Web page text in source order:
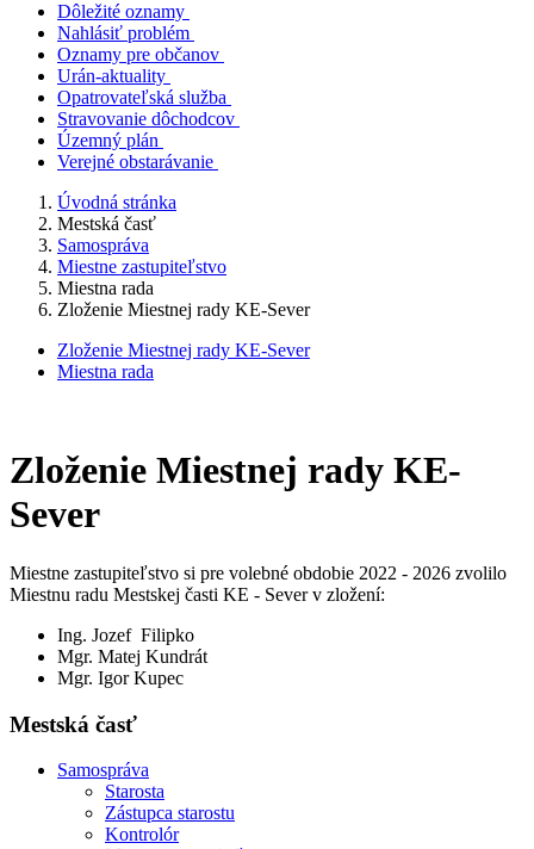
Dôležité oznamy
Nahlásiť problém
Oznamy pre občanov
Urán-aktuality
Opatrovateľská služba
Stravovanie dôchodcov
Územný plán
Verejné obstarávanie
Úvodná stránka
Mestská časť
Samospráva
Miestne zastupiteľstvo
Miestna rada
Zloženie Miestnej rady KE-Sever
Zloženie Miestnej rady KE-Sever
Miestna rada
Zloženie Miestnej rady KE-
Sever
Miestne zastupiteľstvo si pre volebné obdobie 2022 - 2026 zvolilo
Miestnu radu Mestskej časti KE - Sever v zložení:
Ing. Jozef Filipko
Mgr. Matej Kundrát
Mgr. Igor Kupec
Mestská časť
Samospráva
Starosta
Zástupca starostu
Kontrolór